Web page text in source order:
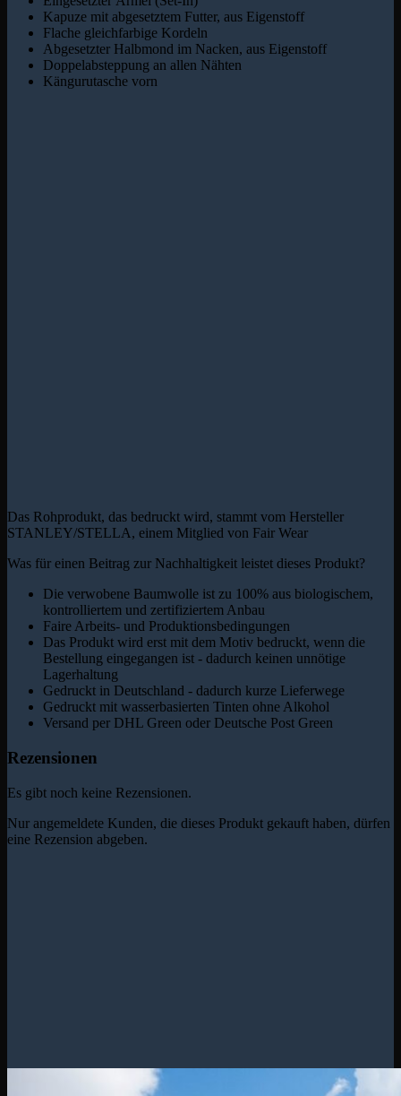
Kapuze mit abgesetztem Futter, aus Eigenstoff
Flache gleichfarbige Kordeln
Abgesetzter Halbmond im Nacken, aus Eigenstoff
Doppelabsteppung an allen Nähten
Kängurutasche vorn
Das Rohprodukt, das bedruckt wird, stammt vom Hersteller
STANLEY/STELLA, einem Mitglied von Fair Wear
Was für einen Beitrag zur Nachhaltigkeit leistet dieses Produkt?
Die verwobene Baumwolle ist zu 100% aus biologischem,
kontrolliertem und zertifiziertem Anbau
Faire Arbeits- und Produktionsbedingungen
Das Produkt wird erst mit dem Motiv bedruckt, wenn die
Bestellung eingegangen ist - dadurch keinen unnötige
Lagerhaltung
Gedruckt in Deutschland - dadurch kurze Lieferwege
Gedruckt mit wasserbasierten Tinten ohne Alkohol
Versand per DHL Green oder Deutsche Post Green
Rezensionen
Es gibt noch keine Rezensionen.
Nur angemeldete Kunden, die dieses Produkt gekauft haben, dürfen
eine Rezension abgeben.